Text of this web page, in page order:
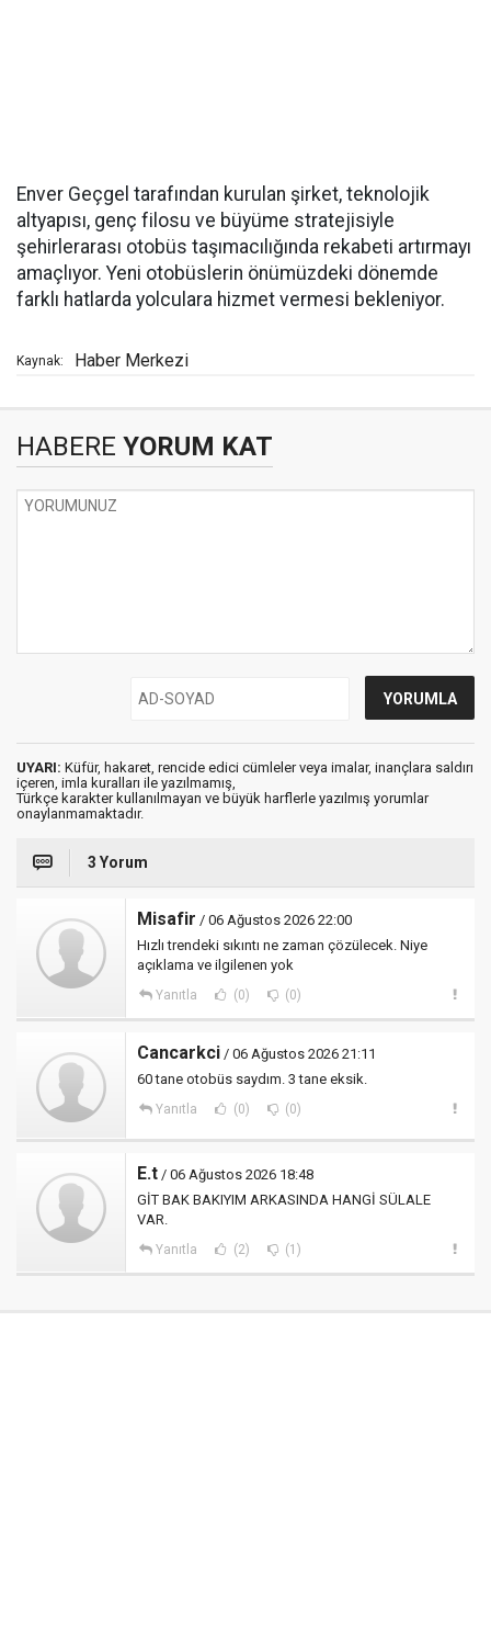
Enver Geçgel tarafından kurulan şirket, teknolojik
altyapısı, genç filosu ve büyüme stratejisiyle
şehirlerarası otobüs taşımacılığında rekabeti artırmayı
amaçlıyor. Yeni otobüslerin önümüzdeki dönemde
farklı hatlarda yolculara hizmet vermesi bekleniyor.
Kaynak: Haber Merkezi
HABERE YORUM KAT
UYARI: Küfür, hakaret, rencide edici cümleler veya imalar, inançlara saldırı
içeren, imla kuralları ile yazılmamış,
Türkçe karakter kullanılmayan ve büyük harflerle yazılmış yorumlar
onaylanmamaktadır.
3 Yorum
Misafir / 06 Ağustos 2026 22:00
Hızlı trendeki sıkıntı ne zaman çözülecek. Niye
açıklama ve ilgilenen yok
Yanıtla (0) (0)
Cancarkci / 06 Ağustos 2026 21:11
60 tane otobüs saydım. 3 tane eksik.
Yanıtla (0) (0)
E.t / 06 Ağustos 2026 18:48
GİT BAK BAKIYIM ARKASINDA HANGİ SÜLALE
VAR.
Yanıtla (2) (1)